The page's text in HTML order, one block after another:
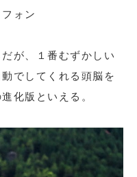
ォン
が、１番むずかしい
でしてくれる頭脳を
化版といえる。